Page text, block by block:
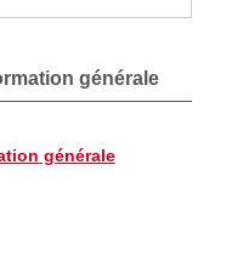
générale
générale